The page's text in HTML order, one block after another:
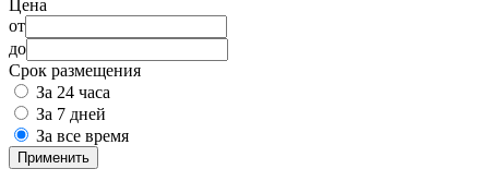
Цена
от
до
Срок размещения
За 24 часа
За 7 дней
За все время
Применить